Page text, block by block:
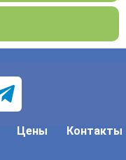
Цены Контакты